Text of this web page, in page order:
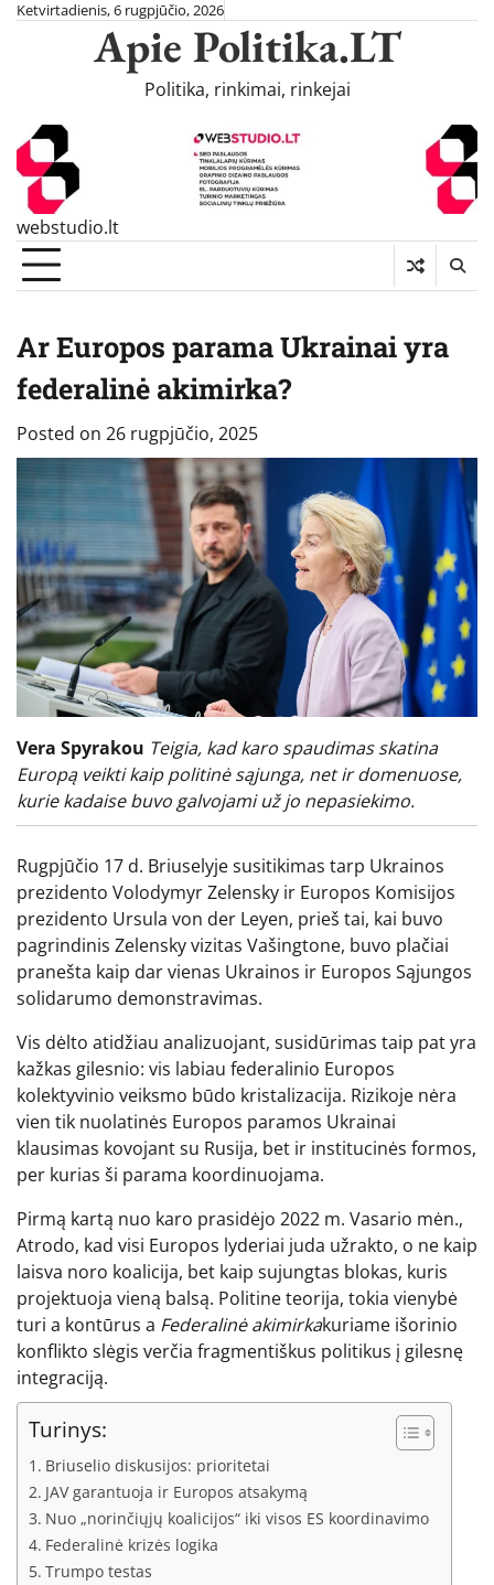
SkipKetvirtadienis, 6 rugpjūčio, 2026
Apie Politika.LT
Politika, rinkimai, rinkejai
webstudio.lt
Ar Europos parama Ukrainai yra
federalinė akimirka?
Posted on 26 rugpjūčio, 2025
Vera Spyrakou Teigia, kad karo spaudimas skatina
Europą veikti kaip politinė sąjunga, net ir domenuose,
kurie kadaise buvo galvojami už jo nepasiekimo.
Rugpjūčio 17 d. Briuselyje susitikimas tarp Ukrainos
prezidento Volodymyr Zelensky ir Europos Komisijos
prezidento Ursula von der Leyen, prieš tai, kai buvo
pagrindinis Zelensky vizitas Vašingtone, buvo plačiai
pranešta kaip dar vienas Ukrainos ir Europos Sąjungos
solidarumo demonstravimas.
Vis dėlto atidžiau analizuojant, susidūrimas taip pat yra
kažkas gilesnio: vis labiau federalinio Europos
kolektyvinio veiksmo būdo kristalizacija. Rizikoje nėra
vien tik nuolatinės Europos paramos Ukrainai
klausimas kovojant su Rusija, bet ir institucinės formos,
per kurias ši parama koordinuojama.
Pirmą kartą nuo karo prasidėjo 2022 m. Vasario mėn.,
Atrodo, kad visi Europos lyderiai juda užrakto, o ne kaip
laisva noro koalicija, bet kaip sujungtas blokas, kuris
projektuoja vieną balsą. Politine teorija, tokia vienybė
turi a kontūrus a Federalinė akimirkakuriame išorinio
konflikto slėgis verčia fragmentiškus politikus į gilesnę
integraciją.
Turinys:
Briuselio diskusijos: prioritetai
JAV garantuoja ir Europos atsakymą
Nuo „norinčiųjų koalicijos“ iki visos ES koordinavimo
Federalinė krizės logika
Trumpo testas